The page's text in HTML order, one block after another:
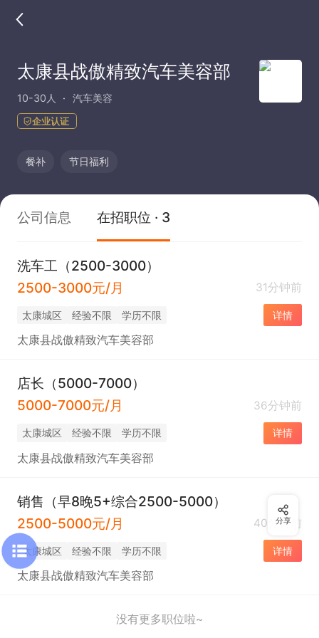
太康县战傲精致汽车美容部
10-30人 汽车美容
企业认证
餐补 节日福利
公司信息 在招职位 · 3
洗车工（2500-3000）
2500-3000元/月
31分钟前
太康城区 经验不限 学历不限 详情
太康县战傲精致汽车美容部
店长（5000-7000）
5000-7000元/月
36分钟前
太康城区 经验不限 学历不限 详情
太康县战傲精致汽车美容部
销售（早8晚5+综合2500-5000）
2500-5000元/月
40分钟前
太康城区 经验不限 学历不限 详情
太康县战傲精致汽车美容部
没有更多职位啦~
分享